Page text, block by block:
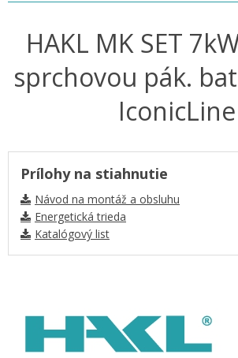
HAKL MK SET
sprchovou pák.
IconicLine
Prílohy na stiahnutie
Návod na montáž a obsluhu
Energetická trieda
Katalógový list